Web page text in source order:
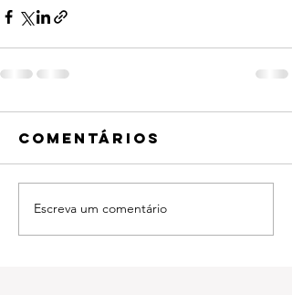
Comentários
Escreva um comentário